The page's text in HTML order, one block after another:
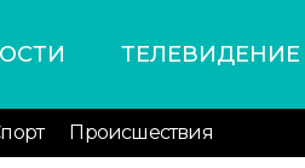
ТЕЛЕВИДЕНИЕ
Происшествия